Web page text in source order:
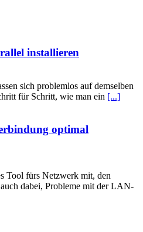
installieren
sich problemlos auf demselben
für Schritt, wie man ein [...]
optimal
Tool fürs Netzwerk mit, den
dabei, Probleme mit der LAN-